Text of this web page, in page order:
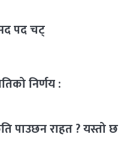
पद चट्
निर्णय :
पाउछन राहत ? यस्तो छ